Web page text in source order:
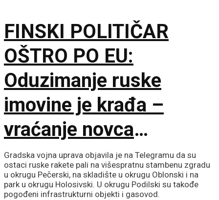
FINSKI POLITIČAR
OŠTRO PO EU:
Oduzimanje ruske
imovine je krađa –
vraćanje novca
omogućilo bi mir u
Ukrajini
Gradska vojna uprava objavila je na Telegramu da su
ostaci ruske rakete pali na višespratnu stambenu zgradu
u okrugu Pečerski, na skladište u okrugu Oblonski i na
park u okrugu Holosivski. U okrugu Podilski su takođe
pogođeni infrastrukturni objekti i gasovod.